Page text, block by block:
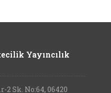
Yayıncılık
2 Sk. No:64, 06420